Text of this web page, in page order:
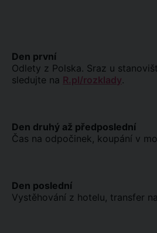
Den první
Odlety z Polska. Sraz u
sledujte na R.pl/rozklady.
Den druhý až předposlední
Čas na odpočinek, koupání v
Den poslední
Vystěhování z hotelu, transfer